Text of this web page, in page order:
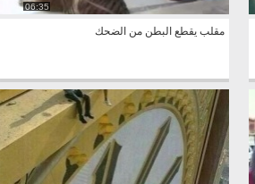
06:35
مقلب يقطع البطن من الضحك